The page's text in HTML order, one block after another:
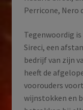
Perricone, Nero
Tegenwoordig
Sireci, een
bedrijf van zijn
heeft de
voorouders
wijnstokken en